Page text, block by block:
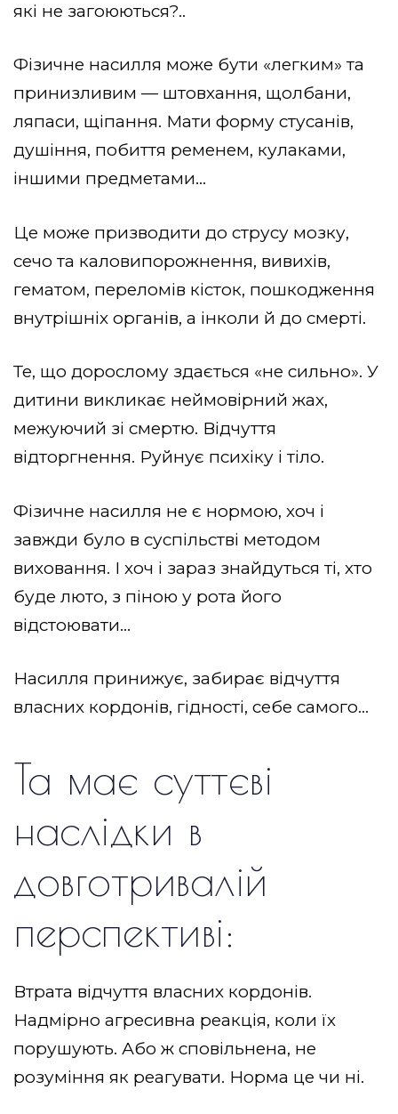
які не загоюються?..
Фізичне насилля може бути «легким» та
принизливим — штовхання, щолбани,
ляпаси, щіпання. Мати форму стусанів,
душіння, побиття ременем, кулаками,
іншими предметами…
Це може призводити до струсу мозку,
сечо та каловипорожнення, вивихів,
гематом, переломів кісток, пошкодження
внутрішніх органів, а інколи й до смерті.
Те, що дорослому здається «не сильно». У
дитини викликає неймовірний жах,
межуючий зі смертю. Відчуття
відторгнення. Руйнує психіку і тіло.
Фізичне насилля не є нормою, хоч і
завжди було в суспільстві методом
виховання. І хоч і зараз знайдуться ті, хто
буде люто, з піною у рота його
відстоювати…
Насилля принижує, забирає відчуття
власних кордонів, гідності, себе самого…
Та має суттєві
наслідки в
довготривалій
перспективі:
Втрата відчуття власних кордонів.
Надмірно агресивна реакція, коли їх
порушують. Або ж сповільнена, не
розуміння як реагувати. Норма це чи ні.